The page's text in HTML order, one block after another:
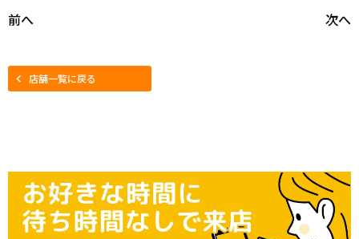
前へ 次へ
店舗一覧に戻る